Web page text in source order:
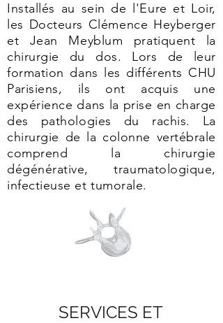
Installés au sein de l'Eure et Loir,
les Docteurs Clémence Heyberger
et Jean Meyblum pratiquent la
chirurgie du dos. Lors de leur
formation dans les différents CHU
Parisiens, ils ont acquis une
expérience dans la prise en charge
des pathologies du rachis. La
chirurgie de la colonne vertébrale
comprend la chirurgie
dégénérative, traumatologique,
infectieuse et tumorale.
SERVICES ET